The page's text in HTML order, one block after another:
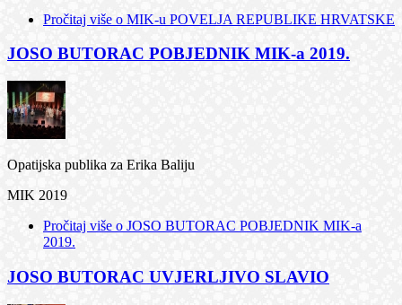
Pročitaj više o MIK-u POVELJA REPUBLIKE HRVATSKE
JOSO BUTORAC POBJEDNIK MIK-a 2019.
Opatijska publika za Erika Baliju
MIK 2019
Pročitaj više o JOSO BUTORAC POBJEDNIK MIK-a
2019.
JOSO BUTORAC UVJERLJIVO SLAVIO